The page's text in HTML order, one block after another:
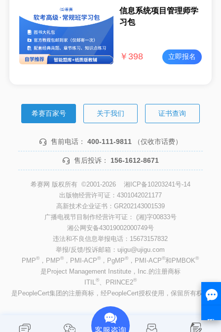
信息系统项目管理师学
习包
￥ 398 立即报名
希赛百家号 关于我们 证书查询
售前电话： 400-111-9811 （仅收市话费）
售后投诉： 156-1612-8671
希赛网 版权所有 ©2001-2026 湘ICP备10203241号-14
出版物经营许可证：4301042021177
高新技术企业证书：GR202143001539
广播电视节目制作经营许可证： (湘)字00833号
湘公网安备43019002000749号
违法和不良信息举报电话：15673157832
举报/反馈/投诉邮箱：ujigu@ujigu.com
PMP® ，PMP® ，PMI-ACP® ，PgMP® ，PMI-ACP®和PMBOK®
是Project Management Institute，Inc.的注册商标
ITIL ®、PRINCE2®
是PeopleCert集团的注册商标，经PeopleCert授权使用，保留所有权利